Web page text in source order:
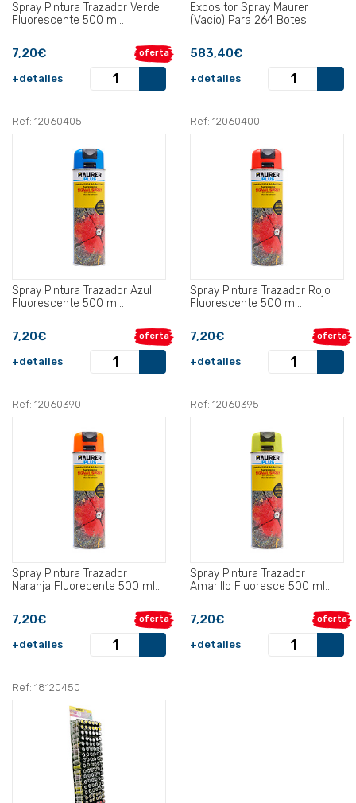
Spray Pintura Trazador Verde
Fluorescente 500 ml..
oferta
7,20€
+detalles
Expositor Spray Maurer
(Vacio) Para 264 Botes.
583,40€
+detalles
Ref: 12060405
Spray Pintura Trazador Azul
Fluorescente 500 ml..
oferta
7,20€
+detalles
Ref: 12060400
Spray Pintura Trazador Rojo
Fluorescente 500 ml..
oferta
7,20€
+detalles
Ref: 12060390
Spray Pintura Trazador
Naranja Fluorecente 500 ml..
oferta
7,20€
+detalles
Ref: 12060395
Spray Pintura Trazador
Amarillo Fluoresce 500 ml..
oferta
7,20€
+detalles
Ref: 18120450